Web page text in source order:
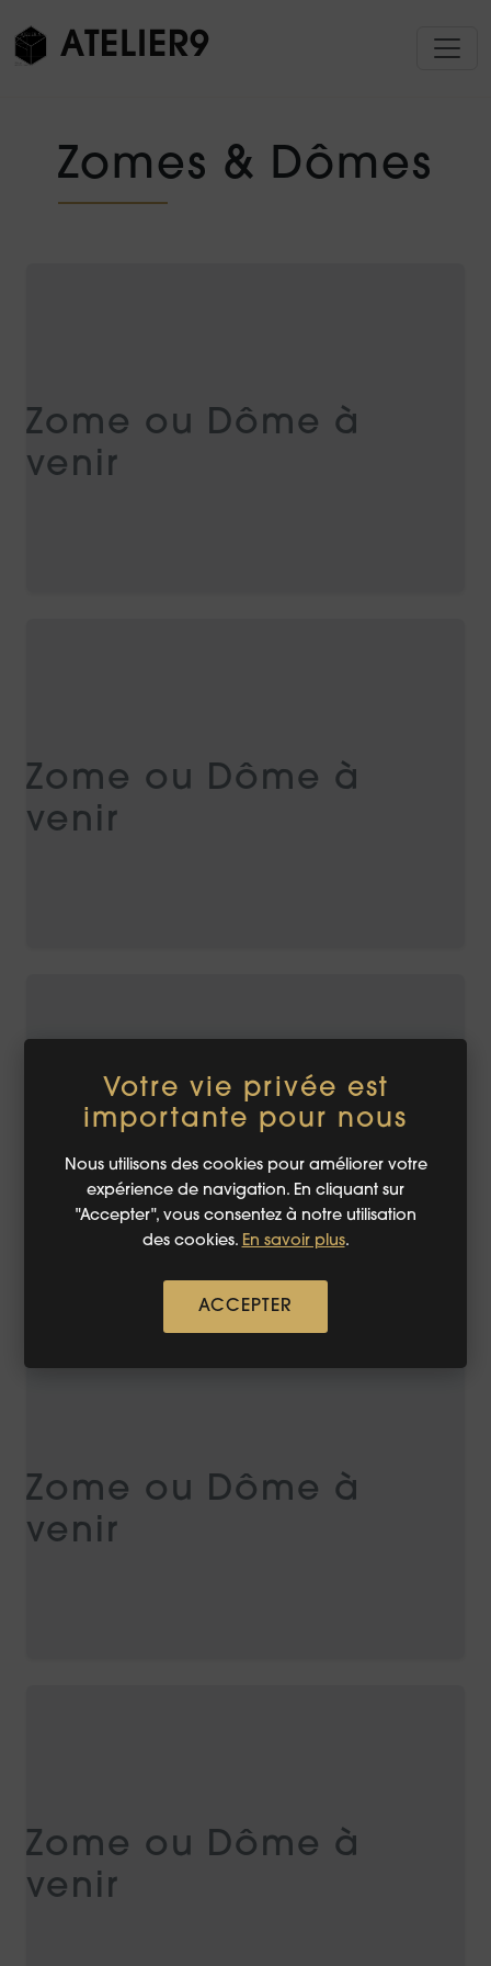
ATELIER9
Zomes & Dômes
Zome ou Dôme à
venir
Zome ou Dôme à
venir
Zome ou Dôme à
venir
Zome ou Dôme à
venir
Zome ou Dôme à
venir
Votre vie privée est
importante pour nous
Nous utilisons des cookies pour améliorer votre
expérience de navigation. En cliquant sur
"Accepter", vous consentez à notre utilisation
des cookies. En savoir plus.
ACCEPTER